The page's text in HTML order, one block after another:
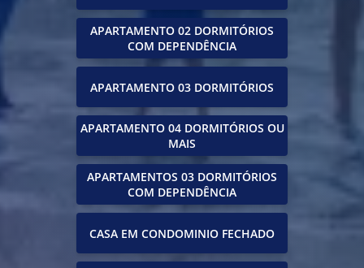
APARTAMENTO 02 DORMITÓRIOS
COM DEPENDÊNCIA
APARTAMENTO 03 DORMITÓRIOS
APARTAMENTO 04 DORMITÓRIOS OU
MAIS
APARTAMENTOS 03 DORMITÓRIOS
COM DEPENDÊNCIA
CASA EM CONDOMINIO FECHADO